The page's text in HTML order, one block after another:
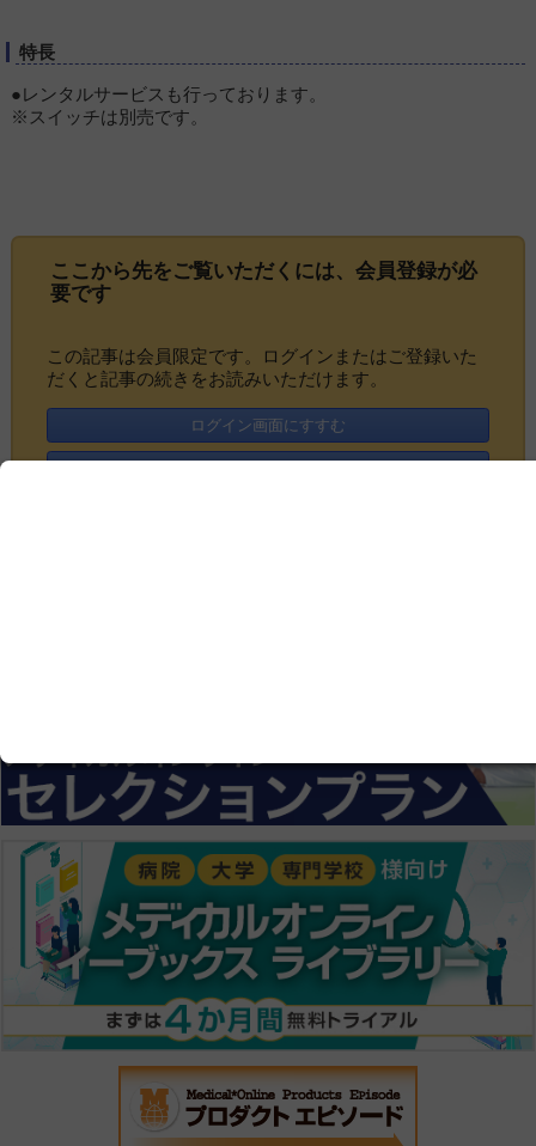
特長
●レンタルサービスも行っております。
※スイッチは別売です。
ここから先をご覧いただくには、 会員登録が必
要です
この記事は会員限定です。ログインまたはご登録いた
だくと記事の続きをお読みいただけます。
ログイン画面にすすむ